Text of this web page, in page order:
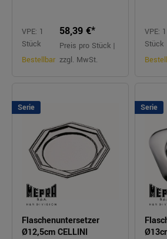
VPE: 1
Stück
Bestellbar
58,39 €*
Preis pro Stück |
zzgl. MwSt.
VPE: 1
Stück
Serie
Flaschenuntersetzer
Ø12,5cm CELLINI
Serie